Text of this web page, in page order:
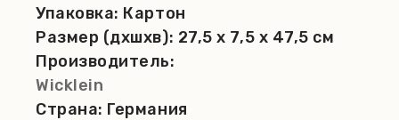
Упаковка: Картон
Размер (дхшхв): 27,5 x 7,5 x 47,5 см
Производитель:
Wicklein
Страна: Германия